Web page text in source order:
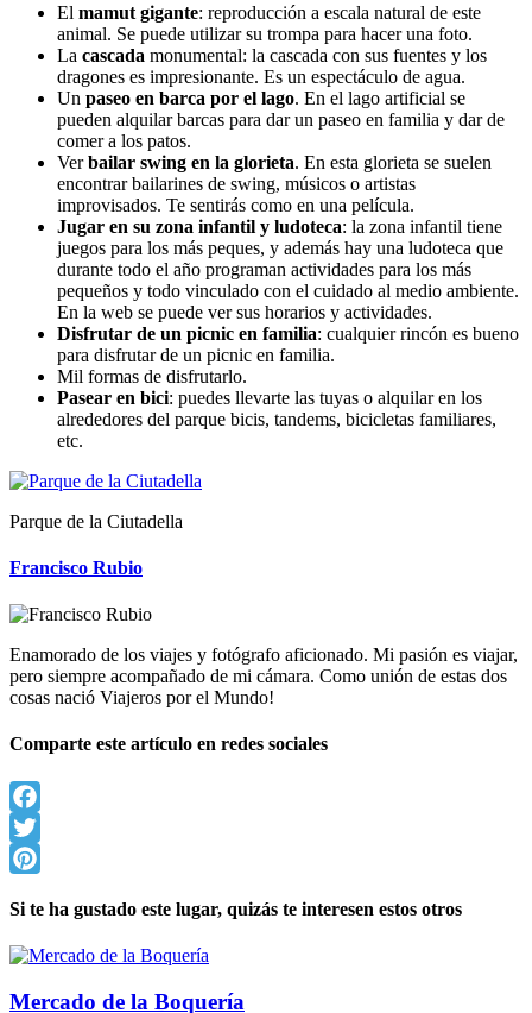
El mamut gigante: reproducción a escala natural de este
animal. Se puede utilizar su trompa para hacer una foto.
La cascada monumental: la cascada con sus fuentes y los
dragones es impresionante. Es un espectáculo de agua.
Un paseo en barca por el lago. En el lago artificial se
pueden alquilar barcas para dar un paseo en familia y dar de
comer a los patos.
Verbailar swing en la glorieta. En esta glorieta se suelen
encontrar bailarines de swing, músicos o artistas
improvisados. Te sentirás como en una película.
Jugar en su zona infantil y ludoteca: la zona infantil tiene
juegos para los más peques, y además hay una ludoteca que
durante todo el año programan actividades para los más
pequeños y todo vinculado con el cuidado al medio ambiente.
En la web se puede ver sus horarios y actividades.
Disfrutar de un picnic en familia: cualquier rincón es bueno
para disfrutar de un picnic en familia.
Mil formas de disfrutarlo.
Pasear en bici: puedes llevarte las tuyas o alquilar en los
alrededores del parque bicis, tandems, bicicletas familiares,
etc.
Parque de la Ciutadella
Francisco Rubio
Enamorado de los viajes y fotógrafo aficionado. Mi pasión es viajar,
pero siempre acompañado de mi cámara. Como unión de estas dos
cosas nació Viajeros por el Mundo!
Comparte este artículo en redes sociales
Facebook
Twitter
Si te ha gustado este lugar, quizás te interesen estos otros
Mercado de la Boquería